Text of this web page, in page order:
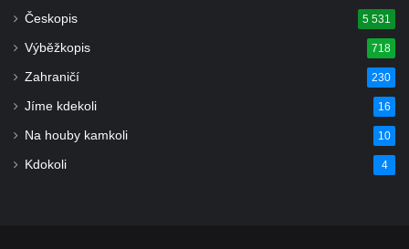
Českopis 5 531
Výběžkopis 718
Zahraničí 230
Jíme kdekoli 16
Na houby kamkoli 10
Kdokoli 4